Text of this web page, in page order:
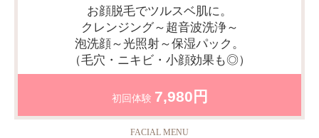
お顔脱毛でツルスベ肌に。
クレンジング～超音波洗浄～
泡洗顔～光照射～保湿パック。
（毛穴・ニキビ・小顔効果も◎）
初回体験 7,980円
FACIAL MENU